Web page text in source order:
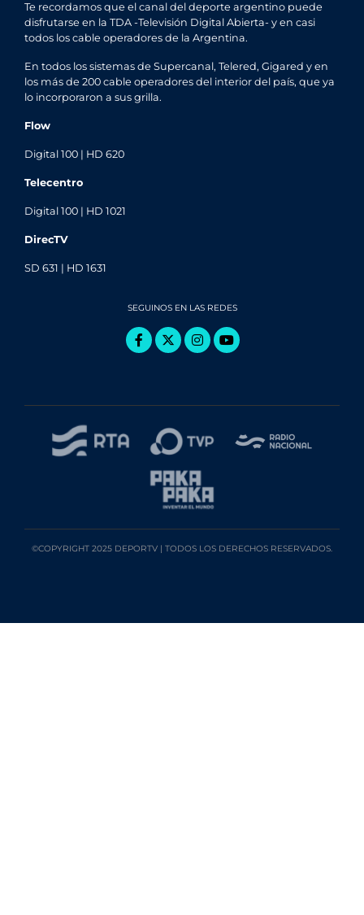
Te recordamos que el canal del deporte argentino puede
disfrutarse en la TDA -Televisión Digital Abierta- y en casi
todos los cable operadores de la Argentina.
En todos los sistemas de Supercanal, Telered, Gigared y en
los más de 200 cable operadores del interior del país, que ya
lo incorporaron a sus grilla.
Flow
Digital 100 | HD 620
Telecentro
Digital 100 | HD 1021
DirecTV
SD 631 | HD 1631
SEGUINOS EN LAS REDES
©COPYRIGHT 2025 DEPORTV | TODOS LOS DERECHOS RESERVADOS.